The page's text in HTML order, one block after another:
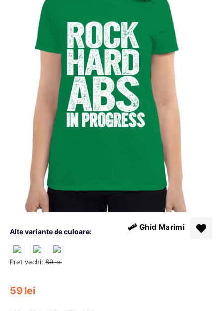
Pret vechi: 89 lei
59lei
Alte variante de culoare: Ghid Marimi